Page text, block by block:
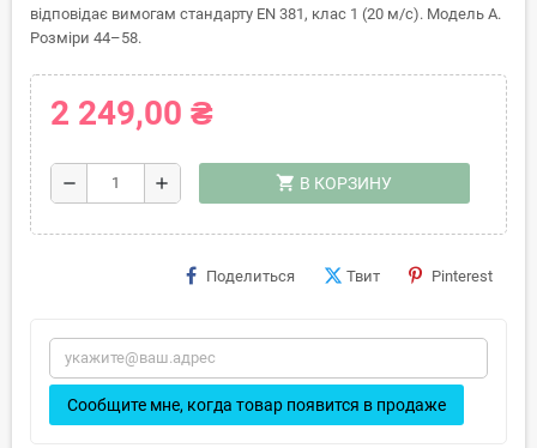
відповідає вимогам стандарту EN 381, клас 1 (20 м/с). Модель А.
Розміри 44–58.
2 249,00 ₴
remove add shopping_cart В КОРЗИНУ
Поделиться Твит Pinterest
Сообщите мне, когда товар появится в продаже